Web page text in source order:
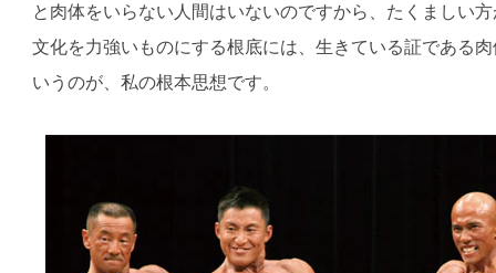
と肉体をいらない人間はいないのですから、たくましい
文化を力強いものにする根底には、生きている証である
いうのが、私の根本思想です。